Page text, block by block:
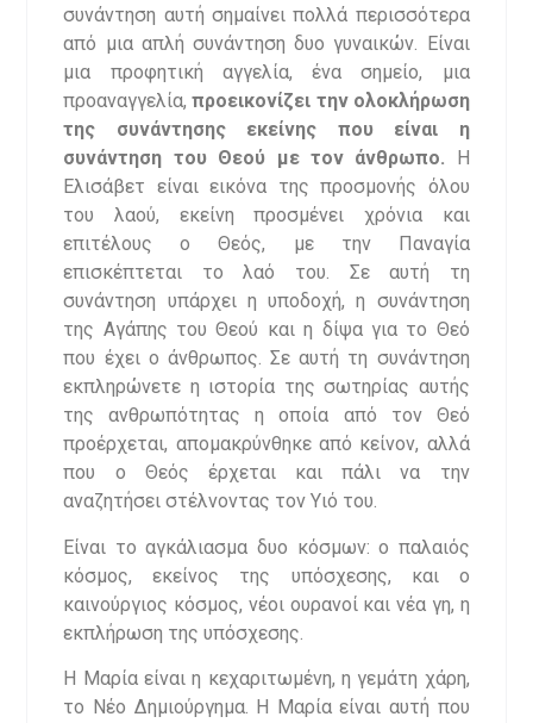
συνάντηση αυτή σημαίνει πολλά περισσότερα
από μια απλή συνάντηση δυο γυναικών. Είναι
μια προφητική αγγελία, ένα σημείο, μια
προαναγγελία,προεικονίζει την ολοκλήρωση
της συνάντησης εκείνης που είναι η
συνάντηση του Θεού με τον άνθρωπο. Η
Ελισάβετ είναι εικόνα της προσμονής όλου
του λαού, εκείνη προσμένει χρόνια και
επιτέλους ο Θεός, με την Παναγία
επισκέπτεται το λαό του. Σε αυτή τη
συνάντηση υπάρχει η υποδοχή, η συνάντηση
της Αγάπης του Θεού και η δίψα για το Θεό
που έχει ο άνθρωπος. Σε αυτή τη συνάντηση
εκπληρώνετε η ιστορία της σωτηρίας αυτής
της ανθρωπότητας η οποία από τον Θεό
προέρχεται, απομακρύνθηκε από κείνον, αλλά
που ο Θεός έρχεται και πάλι να την
αναζητήσει στέλνοντας τον Υιό του.
Είναι το αγκάλιασμα δυο κόσμων: ο παλαιός
κόσμος, εκείνος της υπόσχεσης, και ο
καινούργιος κόσμος, νέοι ουρανοί και νέα γη, η
εκπλήρωση της υπόσχεσης.
Η Μαρία είναι η κεχαριτωμένη, η γεμάτη χάρη,
το Νέο Δημιούργημα. Η Μαρία είναι αυτή που